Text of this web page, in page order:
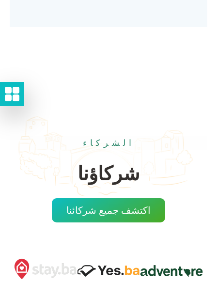
الشركاء
شركاؤنا
اكتشف جميع شركائنا